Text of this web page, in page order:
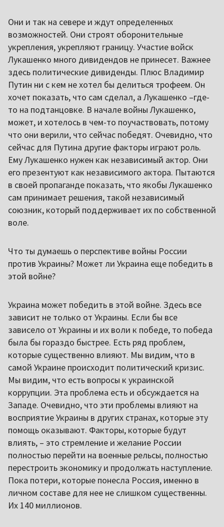
Они и так на севере и ждут определенных
возможностей. Они строят оборонительные
укрепления, укрепляют границу. Участие войск
Лукашенко много дивидендов не принесет. Важнее
здесь политические дивиденды. Плюс Владимир
Путин ни с кем не хотел бы делиться трофеем. Он
хочет показать, что сам сделал, а Лукашенко –где-
то на подтанцовке. В начале войны Лукашенко,
может, и хотелось в чем-то поучаствовать, потому
что они верили, что сейчас победят. Очевидно, что
сейчас для Путина другие факторы играют роль.
Ему Лукашенко нужен как независимый актор. Они
его презентуют как независимого актора. Пытаются
в своей пропаганде показать, что якобы Лукашенко
сам принимает решения, такой независимый
союзник, который поддерживает их по собственной
воле.
Что ты думаешь о перспективе войны России
против Украины? Может ли Украина еще победить в
этой войне?
Украина может победить в этой войне. Здесь все
зависит не только от Украины. Если бы все
зависело от Украины и их воли к победе, то победа
была бы гораздо быстрее. Есть ряд проблем,
которые существенно влияют. Мы видим, что в
самой Украине происходит политический кризис.
Мы видим, что есть вопросы к украинской
коррупции. Эта проблема есть и обсуждается на
Западе. Очевидно, что эти проблемы влияют на
восприятие Украины в других странах, которые эту
помощь оказывают. Факторы, которые будут
влиять, – это стремление и желание России
полностью перейти на военные рельсы, полностью
перестроить экономику и продолжать наступление.
Пока потери, которые понесла Россия, именно в
личном составе для нее не слишком существенны.
Их 140 миллионов.